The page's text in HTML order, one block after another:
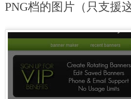
PNG档的图片（只支援